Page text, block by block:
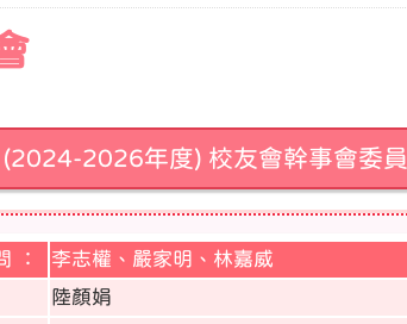
(2024-2026年度) 校友會幹事會委員
：
李志權、嚴家明、林嘉威
陸顏娟